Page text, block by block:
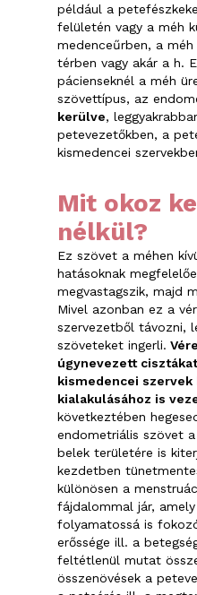
például a
felületén vagy a méh
medenceűrben, a
térben vagy akár a h.
pácienseknél a méh
szövettípus, az
kerülve,
petevezetőkben, a
kismedencei
Mit okoz
nélkül?
Ez szövet a méhen
hatásoknak
megvastagszik, majd
Mivel azonban ez a
szervezetből távozni,
szöveteket ingerli.
úgynevezett
kismedencei
kialakulásához is
következtében
endometriális szövet
belek területére is
kezdetben
különösen a
fájdalommal jár,
folyamatossá is
erőssége ill. a
feltétlenül mutat
összenövések a